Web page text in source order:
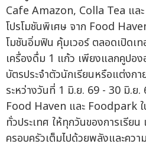
Cafe Amazon, Colla Tea แล
โปรโมชันพิเศษ จาก Food
โมชันอิ่มฟิน คุ้มเวอร์ ตลอดเปิดเ
เครื่องดื่ม 1 แก้ว เพียงแลกคูปอ
บัตรประจำตัวนักเรียนหรือแต่งก
ระหว่างวันที่ 1 มิ.ย. 69 - 30 มิ.ย
Food Haven และ Foodpark ใ
ทั่วประเทศ ให้ทุกวันของการเรียน
ครอบครัวเต็มไปด้วยพลังและควา